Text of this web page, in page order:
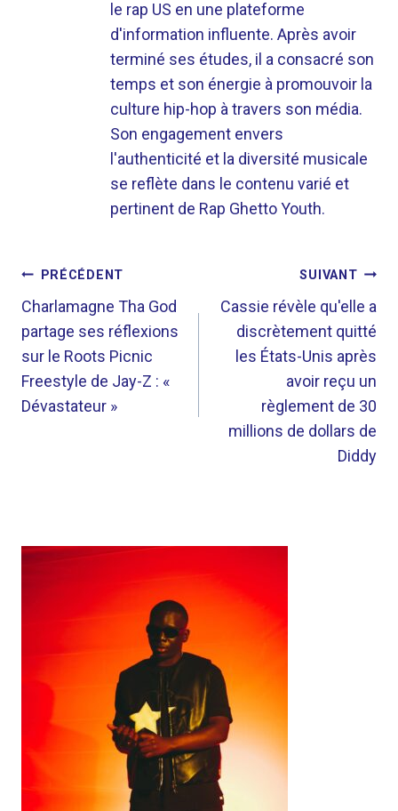
le rap US en une plateforme
d'information influente. Après avoir
terminé ses études, il a consacré son
temps et son énergie à promouvoir la
culture hip-hop à travers son média.
Son engagement envers
l'authenticité et la diversité musicale
se reflète dans le contenu varié et
pertinent de Rap Ghetto Youth.
NAVIGATION
DE
L’ARTICLE
PRÉCÉDENT
Charlamagne Tha God
partage ses réflexions
sur le Roots Picnic
Freestyle de Jay-Z : «
Dévastateur »
SUIVANT
Cassie révèle qu'elle a
discrètement quitté
les États-Unis après
avoir reçu un
règlement de 30
millions de dollars de
Diddy